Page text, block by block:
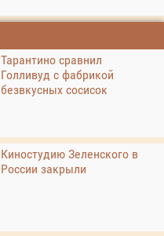
Тарантино сравнил
Голливуд с фабрикой
безвкусных сосисок
Киностудию Зеленского в
России закрыли